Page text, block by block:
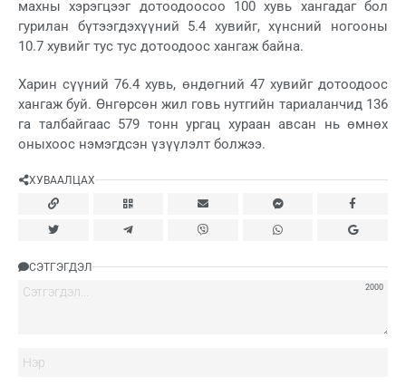
махны хэрэгцээг дотоодоосоо 100 хувь хангадаг бол
гурилан бүтээгдэхүүний 5.4 хувийг, хүнсний ногооны
10.7 хувийг тус тус дотоодоос хангаж байна.
Харин сүүний 76.4 хувь, өндөгний 47 хувийг дотоодоос
хангаж буй. Өнгөрсөн жил говь нутгийн тариаланчид 136
га талбайгаас 579 тонн ургац хураан авсан нь өмнөх
оныхоос нэмэгдсэн үзүүлэлт болжээ.
ХУВААЛЦАХ
СЭТГЭГДЭЛ
2000